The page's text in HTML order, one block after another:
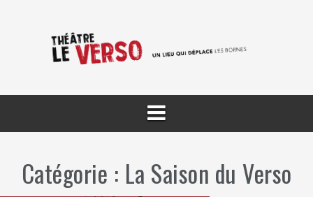
Catégorie : La Saison du Verso